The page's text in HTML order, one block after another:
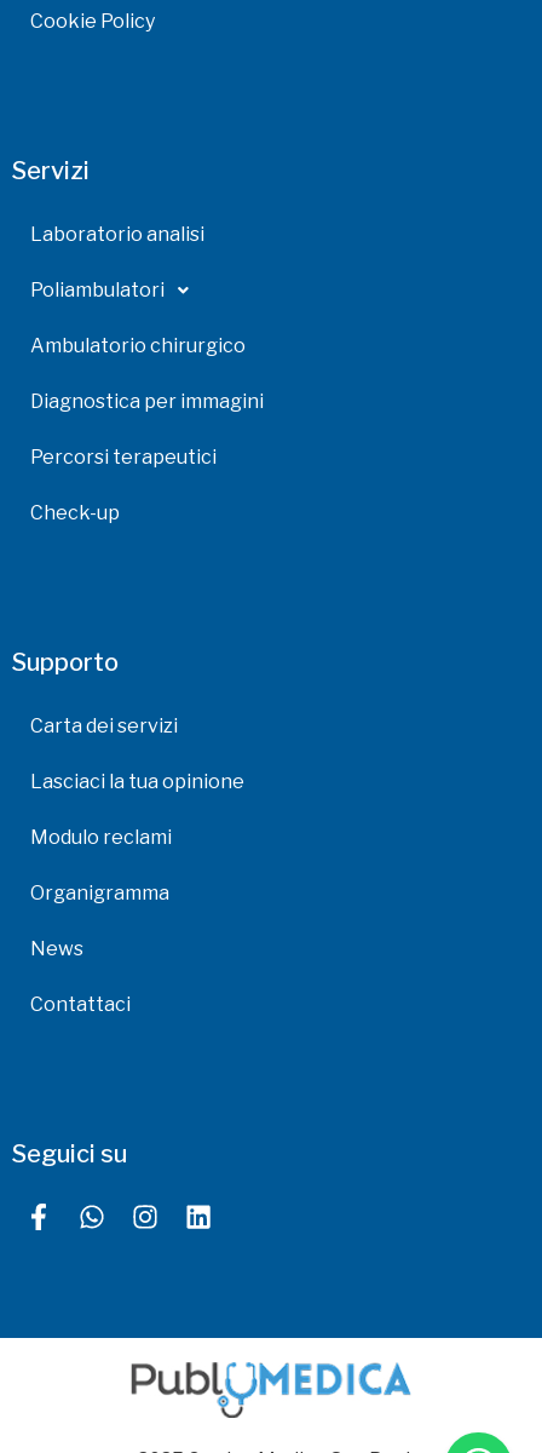
Cookie Policy
Servizi
Laboratorio analisi
Poliambulatori
Ambulatorio chirurgico
Diagnostica per immagini
Percorsi terapeutici
Check-up
Supporto
Carta dei servizi
Lasciaci la tua opinione
Modulo reclami
Organigramma
News
Contattaci
Seguici su